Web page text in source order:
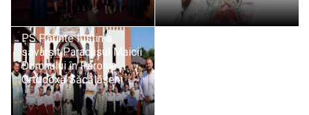
PS Părinte Iustin a
săvârșit Paraclisul Maicii
Domnului în Parohia
Ortodoxă Săcălășeni